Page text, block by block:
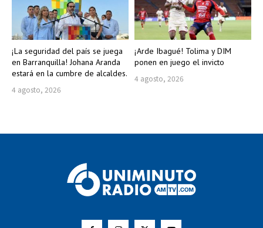
¡La seguridad del país se juega
en Barranquilla! Johana Aranda
estará en la cumbre de alcaldes.
4 agosto, 2026
¡Arde Ibagué! Tolima y DIM
ponen en juego el invicto
4 agosto, 2026